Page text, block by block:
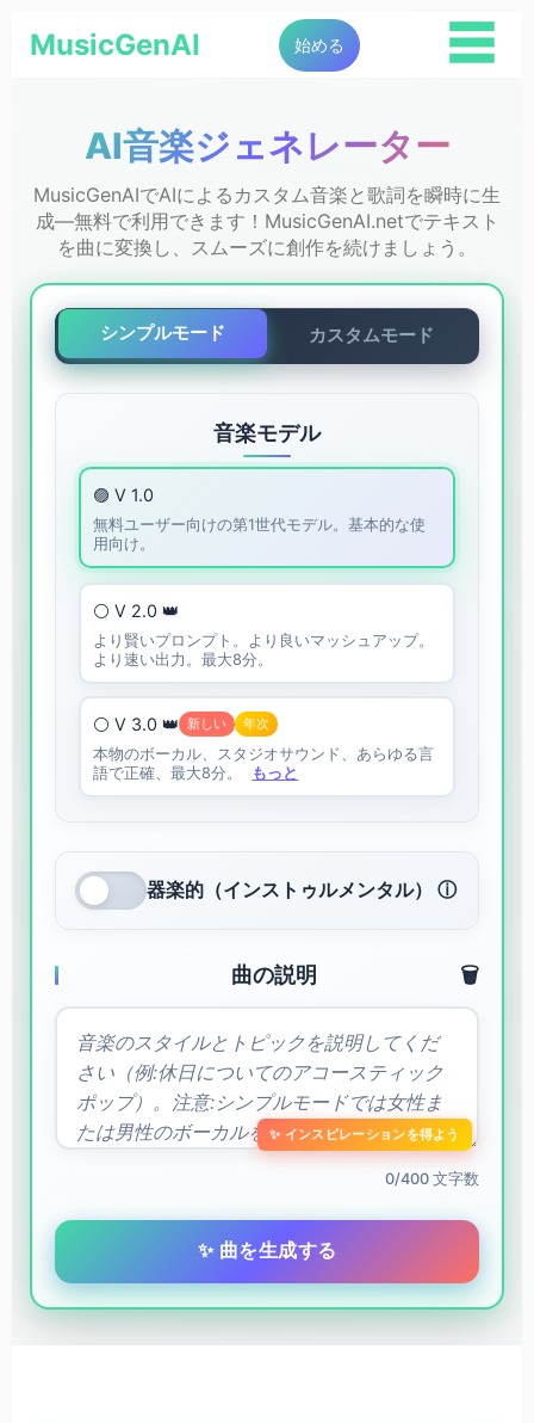
MusicGenAI 始める ☰
AI音楽ジェネレーター
MusicGenAIでAIによるカスタム音楽と歌詞を瞬時に生
成—無料で利用できます！MusicGenAI.netでテキスト
を曲に変換し、スムーズに創作を続けましょう。
シンプルモード カスタムモード
音楽モデル
🟣 V 1.0
無料ユーザー向けの第1世代モデル。基本的な使
用向け。
⚪ V 2.0 👑
より賢いプロンプト。より良いマッシュアップ。
より速い出力。最大8分。
⚪ V 3.0 👑 新しい 年次
本物のボーカル、スタジオサウンド、あらゆる言
語で正確、最大8分。
もっと
器楽的（インストゥルメンタル） ⓘ
曲の説明 🗑️
✨ インスピレーションを得よう
0/400 文字数
✨ 曲を生成する